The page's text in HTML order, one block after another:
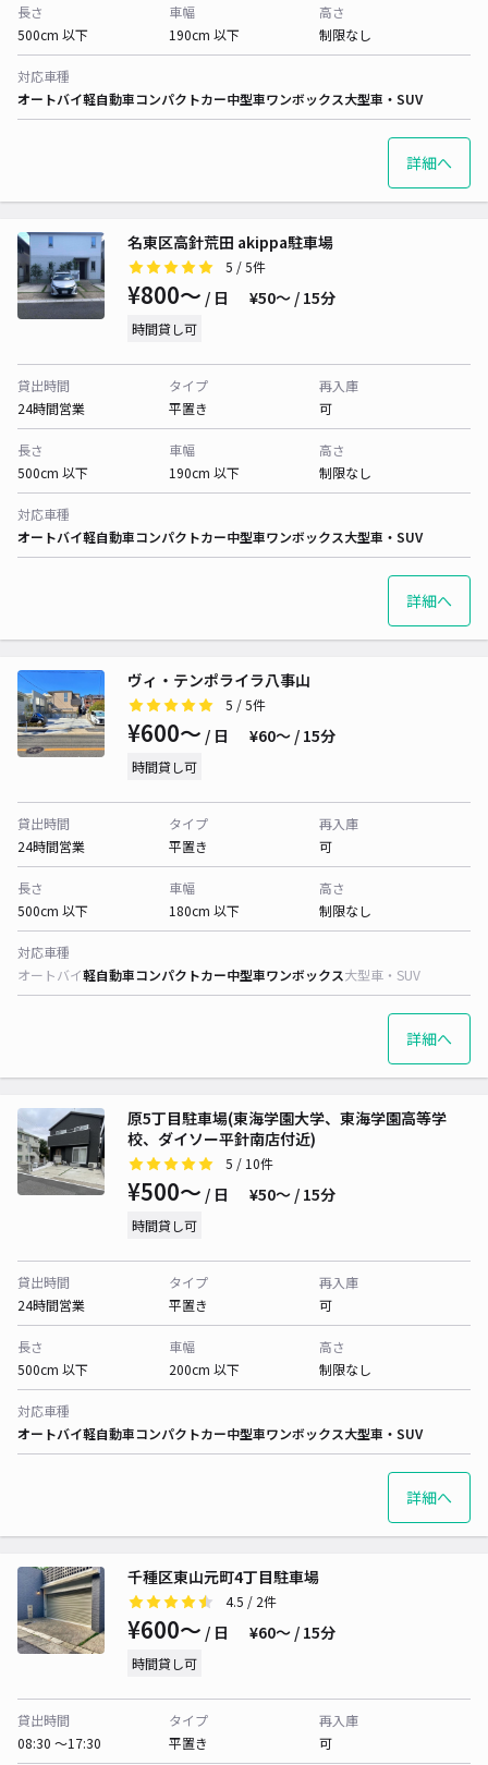
長さ
500cm 以下
車幅
190cm 以下
高さ
制限なし
対応車種
オートバイ軽自動車コンパクトカー中型車ワンボックス大型車・SUV
詳細へ
名東区高針荒田 akippa駐車場
5 / 5件
¥800〜 / 日 ¥50〜 / 15分
時間貸し可
貸出時間
24時間営業
タイプ
平置き
再入庫
可
長さ
500cm 以下
車幅
190cm 以下
高さ
制限なし
対応車種
オートバイ軽自動車コンパクトカー中型車ワンボックス大型車・SUV
詳細へ
ヴィ・テンポライラ八事山
5 / 5件
¥600〜 / 日 ¥60〜 / 15分
時間貸し可
貸出時間
24時間営業
タイプ
平置き
再入庫
可
長さ
500cm 以下
車幅
180cm 以下
高さ
制限なし
対応車種
オートバイ軽自動車コンパクトカー中型車ワンボックス大型車・SUV
詳細へ
原5丁目駐車場(東海学園大学、東海学園高等学
校、ダイソー平針南店付近)
5 / 10件
¥500〜 / 日 ¥50〜 / 15分
時間貸し可
貸出時間
24時間営業
タイプ
平置き
再入庫
可
長さ
500cm 以下
車幅
200cm 以下
高さ
制限なし
対応車種
オートバイ軽自動車コンパクトカー中型車ワンボックス大型車・SUV
詳細へ
千種区東山元町4丁目駐車場
4.5 / 2件
¥600〜 / 日 ¥60〜 / 15分
時間貸し可
貸出時間
08:30 〜17:30
タイプ
平置き
再入庫
可